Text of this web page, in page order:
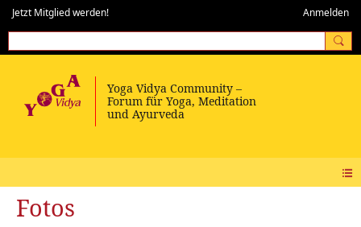
Jetzt Mitglied werden! Anmelden
Fotos